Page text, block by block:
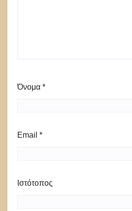
Όνομα *
Email *
Ιστότοπος